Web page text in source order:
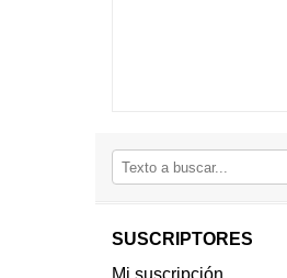
SUSCRIPTORES
Mi suscripción